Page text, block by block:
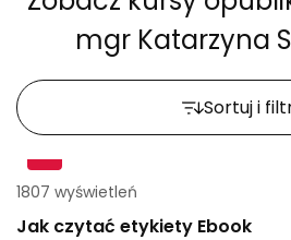
mgr Katarzyna
Sortuj i
1807 wyświetleń
Jak czytać etykiety Ebook